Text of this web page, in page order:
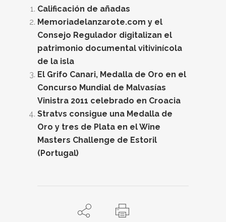
Calificación de añadas
Memoriadelanzarote.com y el
Consejo Regulador digitalizan el
patrimonio documental vitivinícola
de la isla
El Grifo Canari, Medalla de Oro en el
Concurso Mundial de Malvasías
Vinistra 2011 celebrado en Croacia
Stratvs consigue una Medalla de
Oro y tres de Plata en el Wine
Masters Challenge de Estoril
(Portugal)